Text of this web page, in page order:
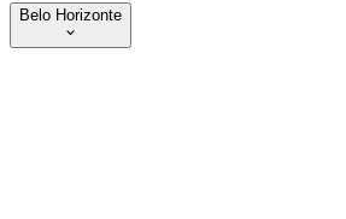
Belo Horizonte